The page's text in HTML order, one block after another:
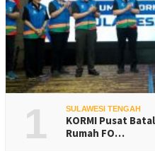
1 SULAWESI TENGAH
KORMI Pusat
Rumah FO…